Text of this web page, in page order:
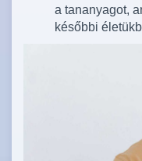
a tananyagot,
későbbi